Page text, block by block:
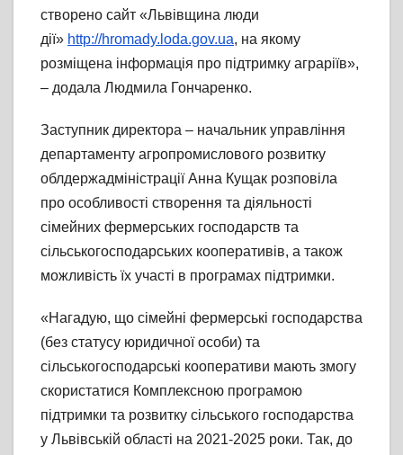
створено сайт «Львівщина люди
дії» http://hromady.loda.gov.ua, на якому
розміщена інформація про підтримку аграріїв»,
– додала Людмила Гончаренко.
Заступник директора – начальник управління
департаменту агропромислового розвитку
облдержадміністрації Анна Кущак розповіла
про особливості створення та діяльності
сімейних фермерських господарств та
сільськогосподарських кооперативів, а також
можливість їх участі в програмах підтримки.
«Нагадую, що сімейні фермерські господарства
(без статусу юридичної особи) та
сільськогосподарські кооперативи мають змогу
скористатися Комплексною програмою
підтримки та розвитку сільського господарства
у Львівській області на 2021-2025 роки. Так, до